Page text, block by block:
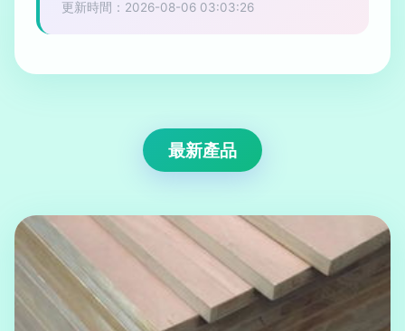
更新時間：2026-08-06 03:03:26
最新產品